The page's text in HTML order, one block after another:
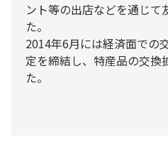
ント等の出店などを通じて
た。
2014年6月には経済面での
定を締結し、特産品の交換
た。